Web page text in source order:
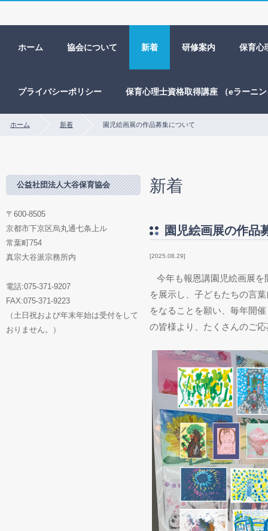
ホーム 協会について 新着 研修案内 保育心
プライバシーポリシー 保育心理士資格取得講座 （eラーニ
ホーム 新着 園児絵画展の作品募集について
新着
2025.08.29
園児絵画展の作品
今年も報恩講園児絵画展
を展示し、子どもたちの言
をなることを願い、毎年開
の皆様より、たくさんのご
公益社団法人大谷保育協会
〒600-8505
京都市下京区烏丸通七条上ル
常葉町754
真宗大谷派宗務所内
電話:075-371-9207
FAX:075-371-9223
（土日祝および年末年始は受付をして
おりません。）